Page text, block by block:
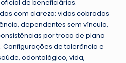
de beneficiários.
com clareza: vidas cobradas
dependentes sem vínculo,
por troca de plano
de tolerância e
odontológico, vida,